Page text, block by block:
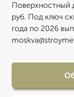
Поверхностный
руб. Под ключ
года по 2026